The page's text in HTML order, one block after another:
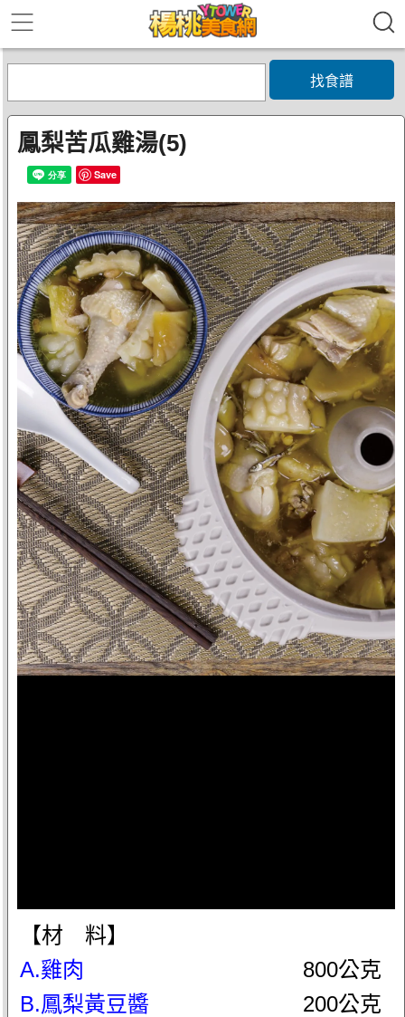
找食譜
鳳梨苦瓜雞湯(5)
Save
【材 料】
A.雞肉
800公克
B.鳳梨黃豆醬
200公克